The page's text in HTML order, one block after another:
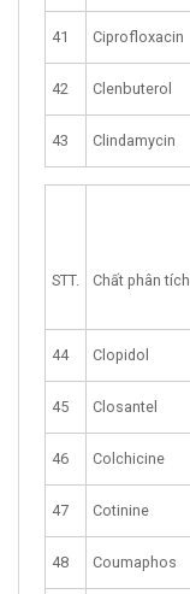
41 Ciprofloxacin
42 Clenbuterol
43 Clindamycin
STT. Chất phân tích
44 Clopidol
45 Closantel
46 Colchicine
47 Cotinine
48 Coumaphos